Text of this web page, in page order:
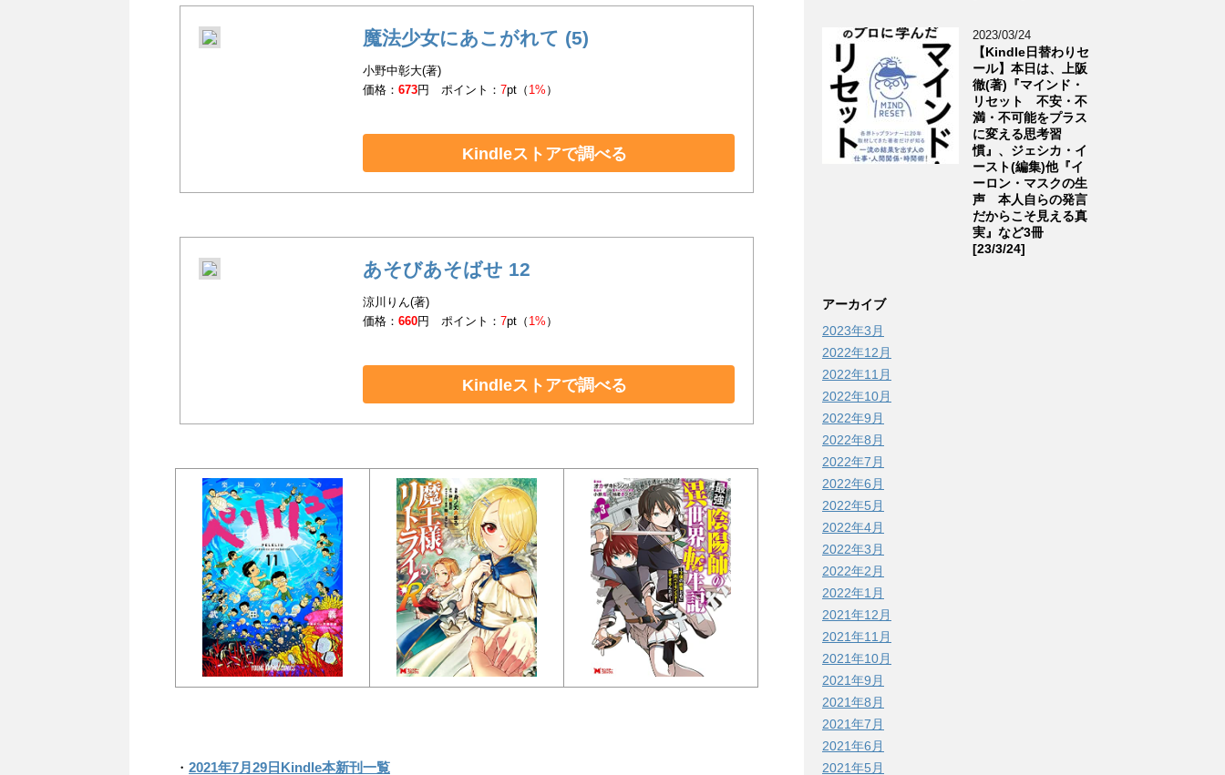
魔法少女にあこがれて (5)
小野中彰大(著)
価格：673円 ポイント：7pt（ 1% ）
Kindleストアで調べる
あそびあそばせ 12
涼川りん(著)
価格：660円 ポイント：7pt（ 1% ）
Kindleストアで調べる
・ 2021年7月29日Kindle本新刊一覧
2023/03/24
【Kindle日替わりセ
ール】本日は、上阪
徹(著)『マインド・
リセット 不安・不
満・不可能をプラス
に変える思考習
慣』、ジェシカ・イ
ースト(編集)他『イ
ーロン・マスクの生
声 本人自らの発言
だからこそ見える真
実』など3冊
[23/3/24]
アーカイブ
2023年3月
2022年12月
2022年11月
2022年10月
2022年9月
2022年8月
2022年7月
2022年6月
2022年5月
2022年4月
2022年3月
2022年2月
2022年1月
2021年12月
2021年11月
2021年10月
2021年9月
2021年8月
2021年7月
2021年6月
2021年5月